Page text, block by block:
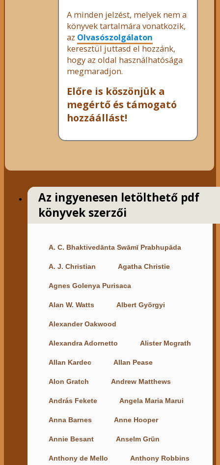
A minden jelzést, melyek nem a
könyvek tartalmára vonatkozik,
az Olvasószolgálaton
keresztül juttasd el hozzánk,
hogy az oldal használhatósága
megmaradjon.
Előre is köszönjük a
megértő és támogató
hozzáállást!
Az ingyenesen letölthető pdf
könyvek szerzői
A. C. Bhaktivedānta Swāmī Prabhupāda
A. J. Christian Agatha Christie
Agnes Golenya Purisaca
Alan W. Watts Albert Györgyi
Alexander Oakwood
Alexandra Adornetto Alister Mcgrath
Allan Kardec Allan Pease
Alon Gratch Andrew Matthews
András Fekete Angela Maria Marui
Anna Barnes Anne Hooper
Annie Besant Anselm Grün
Anthony de Mello Anthony Robbins